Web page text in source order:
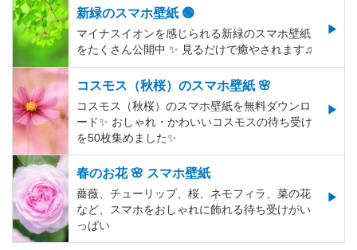
新緑のスマホ壁紙 🟢
マイナスイオンを感じられる新緑のスマホ壁紙
をたくさん公開中 ✨ 見るだけで癒やされます♫
コスモス（秋桜）のスマホ壁紙 🌸
コスモス（秋桜）のスマホ壁紙を無料ダウンロ
ード✨️ おしゃれ・かわいいコスモスの待ち受け
を50枚集めました✨️
春のお花 🌸 スマホ壁紙
薔薇、チューリップ、桜、ネモフィラ、菜の花
など、スマホをおしゃれに飾れる待ち受けがい
っぱい